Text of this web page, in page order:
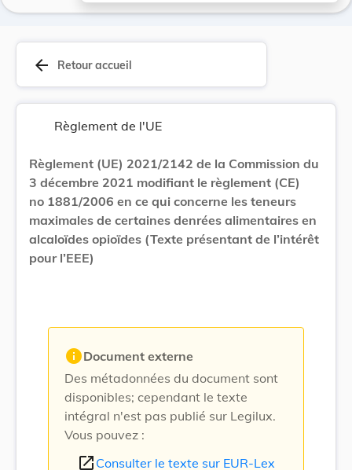
arrow_back Retour accueil
Règlement de l'UE
Règlement (UE) 2021/2142 de la Commission du
3 décembre 2021 modifiant le règlement (CE)
no 1881/2006 en ce qui concerne les teneurs
maximales de certaines denrées alimentaires en
alcaloïdes opioïdes (Texte présentant de l’intérêt
pour l’EEE)
infoDocument externe
Des métadonnées du document sont
disponibles; cependant le texte
intégral n'est pas publié sur Legilux.
Vous pouvez :
open_in_new Consulter le texte sur EUR-Lex